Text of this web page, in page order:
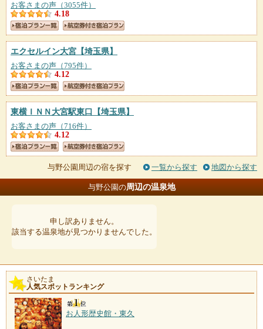
お客さまの声（3055件）
4.18
エクセルイン大宮 【埼玉県】
お客さまの声（795件）
4.12
東横ＩＮＮ大宮駅東口 【埼玉県】
お客さまの声（716件）
4.12
与野公園周辺の宿を探す 一覧から探す 地図から探す
与野公園の周辺の温泉地
申し訳ありません。
該当する温泉地が見つかりませんでした。
さいたま
人気スポットランキング
お人形歴史館・東久